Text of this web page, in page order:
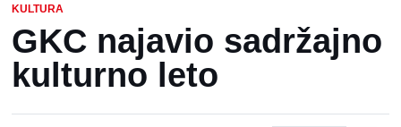
KULTURA
GKC najavio sadržajno
kulturno leto